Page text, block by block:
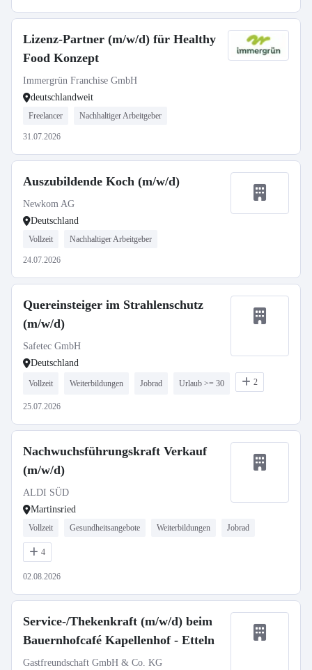
Lizenz-Partner (m/w/d) für Healthy
Food Konzept
Immergrün Franchise GmbH
deutschlandweit
Freelancer Nachhaltiger Arbeitgeber
31.07.2026
Auszubildende Koch (m/w/d)
Newkom AG
Deutschland
Vollzeit Nachhaltiger Arbeitgeber
24.07.2026
Quereinsteiger im Strahlenschutz
(m/w/d)
Safetec GmbH
Deutschland
Vollzeit Weiterbildungen Jobrad Urlaub >= 30 2
25.07.2026
Nachwuchsführungskraft Verkauf
(m/w/d)
ALDI SÜD
Martinsried
Vollzeit Gesundheitsangebote Weiterbildungen Jobrad
4
02.08.2026
Service-/Thekenkraft (m/w/d) beim
Bauernhofcafé Kapellenhof - Etteln
Gastfreundschaft GmbH & Co. KG